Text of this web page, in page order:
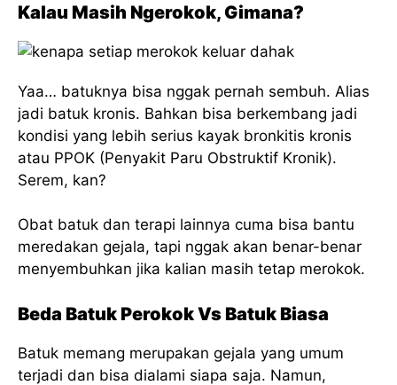
Kalau Masih Ngerokok, Gimana?
Yaa… batuknya bisa nggak pernah sembuh. Alias
jadi batuk kronis. Bahkan bisa berkembang jadi
kondisi yang lebih serius kayak bronkitis kronis
atau PPOK (Penyakit Paru Obstruktif Kronik).
Serem, kan?
Obat batuk dan terapi lainnya cuma bisa bantu
meredakan gejala, tapi nggak akan benar-benar
menyembuhkan jika kalian masih tetap merokok.
Beda Batuk Perokok Vs Batuk Biasa
Batuk memang merupakan gejala yang umum
terjadi dan bisa dialami siapa saja. Namun,